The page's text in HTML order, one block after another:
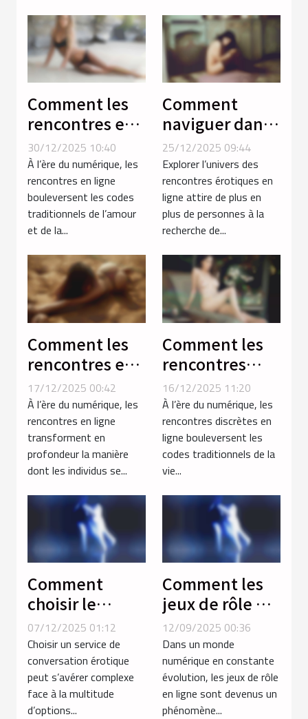
Comment les
rencontres en
ligne
favorisent les
liaisons avec
des femmes
voluptueuses ?
30/12/2025 10:40
À l’ère du numérique, les
rencontres en ligne
bouleversent les codes
traditionnels de l’amour
et de la...
Comment
naviguer dans
le monde des
rencontres
érotiques en
ligne ?
25/12/2025 09:44
Explorer l’univers des
rencontres érotiques en
ligne attire de plus en
plus de personnes à la
recherche de...
Comment les
rencontres en
ligne
renforcent les
relations
modernes ?
17/12/2025 00:42
À l’ère du numérique, les
rencontres en ligne
transforment en
profondeur la manière
dont les individus se...
Comment les
rencontres
discrètes en
ligne
influencent-
elles les
relations
16/12/2025 11:20
À l’ère du numérique, les
rencontres discrètes en
ligne bouleversent les
codes traditionnels de la
vie...
Comment
choisir le
service de
conversation
érotique
adapté à vos
besoins ?
07/12/2025 01:12
Choisir un service de
conversation érotique
peut s’avérer complexe
face à la multitude
d’options...
Comment les
jeux de rôle en
ligne
renforcent les
compétences
stratégiques ?
12/09/2025 00:36
Dans un monde
numérique en constante
évolution, les jeux de rôle
en ligne sont devenus un
phénomène...